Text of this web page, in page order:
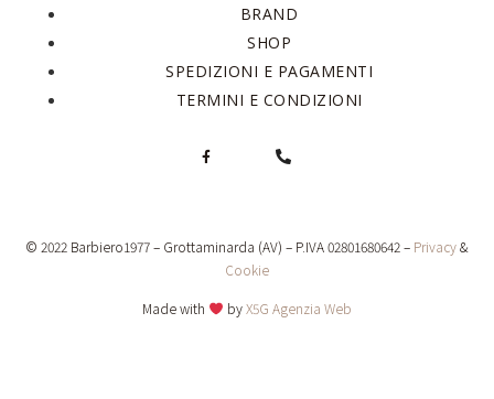
BRAND
SHOP
SPEDIZIONI E PAGAMENTI
TERMINI E CONDIZIONI
© 2022 Barbiero1977 – Grottaminarda (AV) – P.IVA 02801680642 – Privacy&
Cookie
Made with byX5G Agenzia Web